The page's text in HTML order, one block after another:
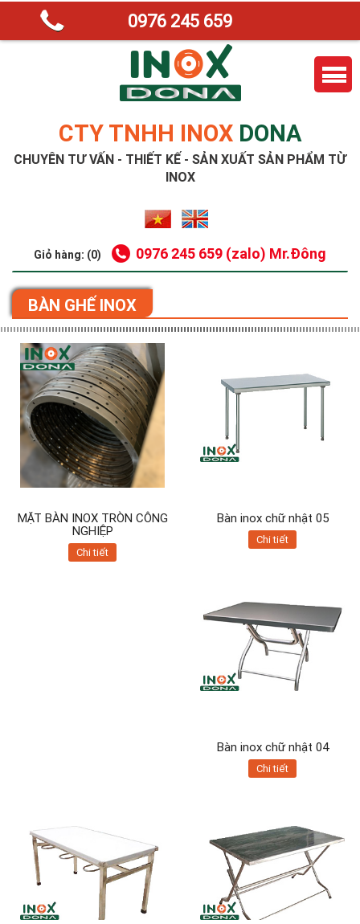
CTY TNHH INOX DONA
CHUYÊN TƯ VẤN - THIẾT KẾ - SẢN XUẤT SẢN PHẨM TỪ
INOX
Giỏ hàng: (0) 0976 245 659 (zalo) Mr.Đông
0976 245 659
BÀN GHẾ INOX
MẶT BÀN INOX TRÒN CÔNG
NGHIỆP
Chi tiết
Bàn inox chữ nhật 05
Chi tiết
Bàn inox chữ nhật 04
Chi tiết